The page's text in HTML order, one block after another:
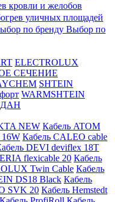
Выбор по
ELECTROLUX
СЕЧЕНИЕ
SHTEIN
WARMSHTEIN
NEW Кабель ATOM
Кабель CALEO cable
DEVI deviflex 18T
flexicable 20 Кабель
Twin Cable Кабель
DS18 Black Кабель
SVK 20 Кабель Hemstedt